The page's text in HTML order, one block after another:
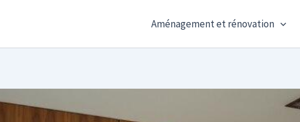
Aménagement et rénovation